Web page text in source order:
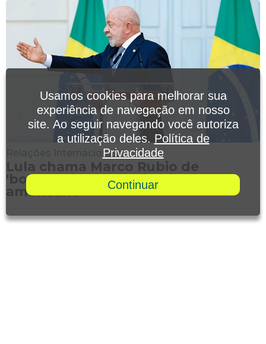
Relações Internacionais
Lula chama Marco Rubio de
'bolsonarista' e 'anti latino-
americano'
Usamos cookies para melhorar sua
experiência de navegação em nosso
site. Ao seguir navegando você autoriza
a utilização deles. Política de
Privacidade
Continuar